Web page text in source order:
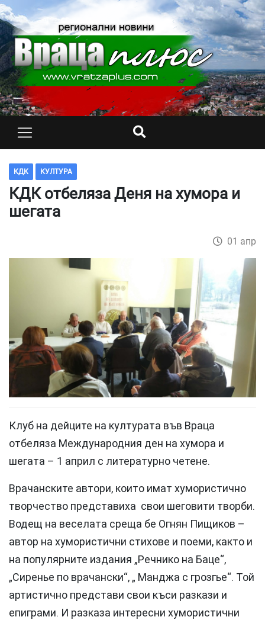
КДК КУЛТУРА
КДК отбеляза Деня на хумора и
шегата
01 апр
Клуб на дейците на културата във Враца
отбеляза Международния ден на хумора и
шегата – 1 април с литературно четене.
Врачанските автори, които имат хумористично
творчество представиха свои шеговити творби.
Водещ на веселата среща бе Огнян Пищиков –
автор на хумористични стихове и поеми, както и
на популярните издания „Речнико на Баце“,
„Сиренье по врачански“, „ Манджа с грозгье“. Той
артистично представи свои къси разкази и
епиграми. И разказа интересни хумористични